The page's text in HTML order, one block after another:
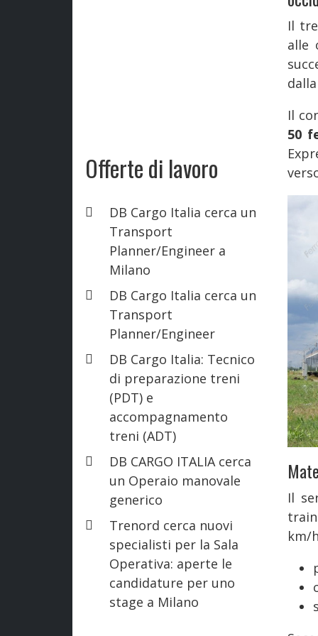
Offerte di lavoro
DB Cargo Italia cerca un
Transport
Planner/Engineer a
Milano
DB Cargo Italia cerca un
Transport
Planner/Engineer
DB Cargo Italia: Tecnico
di preparazione treni
(PDT) e
accompagnamento
treni (ADT)
DB CARGO ITALIA cerca
un Operaio manovale
generico
Trenord cerca nuovi
specialisti per la Sala
Operativa: aperte le
candidature per uno
stage a Milano
Il
alle
Il
50
Il
km/